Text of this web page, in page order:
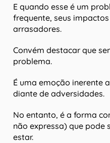
E quando esse é um
frequente, seus
arrasadores.
Convém destacar que
problema.
É uma emoção inerente
diante de adversidades.
No entanto, é a forma
não expressa) que pode
estar.